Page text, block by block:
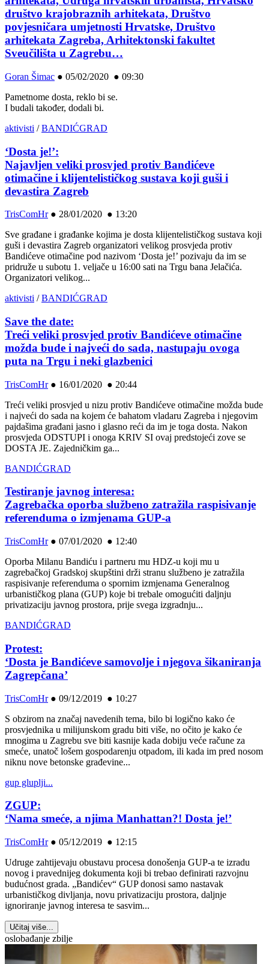
društvo krajobraznih arhitekata, Društvo
povjesničara umjetnosti Hrvatske, Društvo
arhitekata Zagreba, Arhitektonski fakultet
Sveučilišta u Zagrebu…
Goran Šimac ● 05/02/2020 ● 09:30
Pametnome dosta, reklo bi se.
I budali također, dodali bi.
aktivisti /BANDIĆGRAD
‘Dosta je!’:
Najavljen veliki prosvjed protiv Bandićeve
otimačine i klijentelističkog sustava koji guši i
devastira Zagreb
TrisComHr● 28/01/2020 ● 13:20
Sve građane i građanke kojima je dosta klijentelističkog sustava koji
guši i devastira Zagreb organizatori velikog prosvjeda protiv
Bandićeve otimačine pod nazivom ‘Dosta je!’ pozivaju da im se
pridruže u subotu 1. veljače u 16:00 sati na Trgu bana Jelačića.
Organizatori velikog...
aktivisti /BANDIĆGRAD
Save the date:
Treći veliki prosvjed protiv Bandićeve otimačine
možda bude i najveći do sada, nastupaju ovoga
puta na Trgu i neki glazbenici
TrisComHr● 16/01/2020 ● 20:44
Treći veliki prosvjed u nizu protiv Bandićeve otimačine možda bude
i najveći do sada na kojem će bahatom vladaru Zagreba i njegovim
pajdašima građani jasno i glasno reći da im je toga dosta. Nakon
prosvjeda ODSTUPI i onoga KRIV SI ovaj predstojeći zove se
DOSTA JE. Zajedničkim ga...
BANDIĆGRAD
Testiranje javnog interesa:
Zagrebačka oporba službeno zatražila raspisivanje
referenduma o izmjenama GUP-a
TrisComHr● 07/01/2020 ● 12:40
Oporba Milanu Bandiću i partneru mu HDZ-u koji mu u
zagrebačkoj Gradskoj skupštini drži stranu službeno je zatražila
raspisivanje referenduma o spornim izmjenama Generalnog
urbanističkog plana (GUP) koje bi trebale omogućiti daljnju
privatizaciju javnog prostora, prije svega izgradnju...
BANDIĆGRAD
Protest:
‘Dosta je Bandićeve samovolje i njegova šikaniranja
Zagrepčana’
TrisComHr● 09/12/2019 ● 10:27
S obzirom na značaj navedenih tema, bilo bi logično kako će
prosvjednika u milijunskom gradu biti više, no očito je kako će
mnogima u Zagrebu sve biti kasnije kada dobiju veće račune za
smeće, unatoč lošem gospodarenju otpadom, ili kada im pred nosom
niknu nove betonske građevine...
gup gluplji...
ZGUP:
‘Nama smeće, a njima Manhattan?! Dosta je!’
TrisComHr● 05/12/2019 ● 12:15
Udruge zahtijevaju obustavu procesa donošenja GUP-a te izradu
novog i pravednijeg dokumenta koji bi trebao definirati razvojnu
budućnost grada. „Bandićev“ GUP donosi samo nastavak
urbanističkog divljanja, novu privatizaciju prostora, daljnje
ignoriranje javnog interesa te sasvim...
Učitaj više...
oslobađanje zbilje